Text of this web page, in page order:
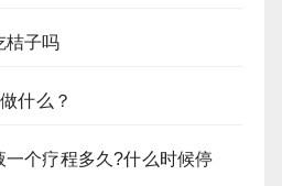
桔子吗
什么？
个疗程多久?什么时候停